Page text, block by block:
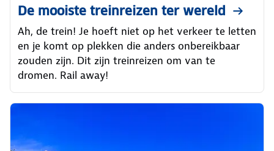
De mooiste treinreizen ter wereld
Ah, de trein! Je hoeft niet op het verkeer te letten
en je komt op plekken die anders onbereikbaar
zouden zijn. Dit zijn treinreizen om van te
dromen. Rail away!